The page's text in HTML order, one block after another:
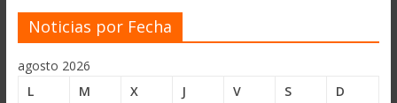
Noticias por Fecha
agosto 2026
L
M X J V S
D